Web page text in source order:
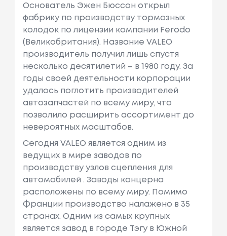
Основатель Эжен Бюссон открыл
фабрику по производству тормозных
колодок по лицензии компании Ferodo
(Великобритания). Название VALEO
производитель получил лишь спустя
несколько десятилетий – в 1980 году. За
годы своей деятельности корпорации
удалось поглотить производителей
автозапчастей по всему миру, что
позволило расширить ассортимент до
невероятных масштабов.
Сегодня VALEO является одним из
ведущих в мире заводов по
производству узлов сцепления для
автомобилей . Заводы концерна
расположены по всему миру. Помимо
Франции производство налажено в 35
странах. Одним из самых крупных
является завод в городе Тэгу в Южной